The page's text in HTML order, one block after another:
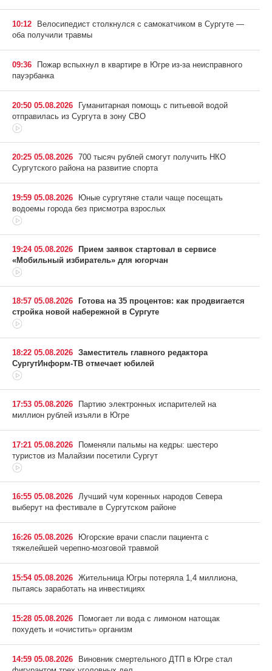
10:12
Велосипедист столкнулся с самокатчиком в Сургуте —
оба получили травмы
09:36
Пожар вспыхнул в квартире в Югре из-за неисправного
пауэрбанка
20:50 05.08.2026
Гуманитарная помощь с питьевой водой
отправилась из Сургута в зону СВО
20:25 05.08.2026 700 тысяч рублей смогут получить НКО
Сургутского района на развитие спорта
19:59 05.08.2026
Юные сургутяне стали чаще посещать
водоемы города без присмотра взрослых
19:24 05.08.2026
Прием заявок стартовал в сервисе
«Мобильный избиратель» для югорчан
18:57 05.08.2026
Готова на 35 процентов: как продвигается
стройка новой набережной в Сургуте
18:22 05.08.2026 Заместитель главного редактора
СургутИнформ-ТВ отмечает юбилей
17:53 05.08.2026
Партию электронных испарителей на
миллион рублей изъяли в Югре
17:21 05.08.2026
Поменяли пальмы на кедры: шестеро
туристов из Малайзии посетили Сургут
16:55 05.08.2026 Лучший чум коренных народов Севера
выберут на фестивале в Сургутском районе
16:26 05.08.2026
Югорские врачи спасли пациента с
тяжелейшей черепно-мозговой травмой
15:54 05.08.2026 Жительница Югры потеряла 1,4 миллиона,
пытаясь заработать на инвестициях
15:28 05.08.2026
Помогает ли вода с лимоном натощак
похудеть и «очистить» организм
14:59 05.08.2026
Виновник смертельного ДТП в Югре стал